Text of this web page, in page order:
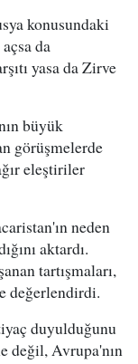
konusundaki
da
yasa da Zirve
büyük
görüşmelerde
eleştiriler
neden
aktardı.
tartışmaları,
değerlendirdi.
duyulduğunu
değil, Avrupa'nın